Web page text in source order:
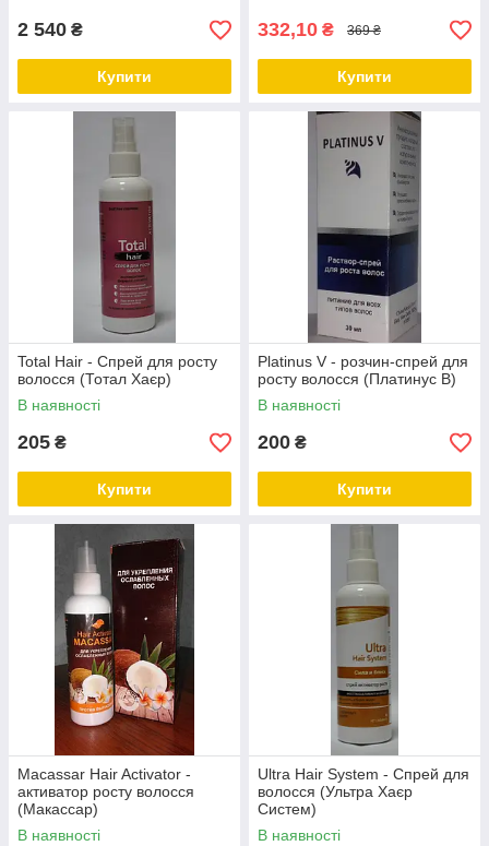
2 540 ₴
Купити
332,10 ₴ 369 ₴
Купити
Total Hair - Спрей для росту
волосся (Тотал Хаєр)
В наявності
205 ₴
Купити
Platinus V - розчин-спрей для
росту волосся (Платинус В)
В наявності
200 ₴
Купити
Macassar Hair Activator -
активатор росту волосся
(Макассар)
В наявності
Ultra Hair System - Спрей для
волосся (Ультра Хаєр
Систем)
В наявності